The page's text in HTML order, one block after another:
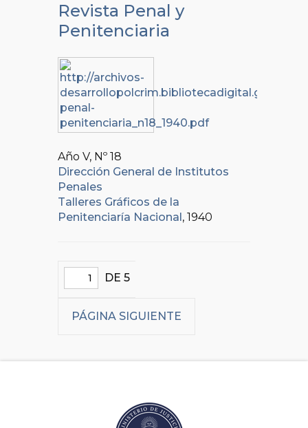
Revista Penal y
Penitenciaria
Año V, Nº 18
Dirección General de Institutos
Penales
Talleres Gráficos de la
Penitenciaría Nacional , 1940
DE 5
PÁGINA SIGUIENTE